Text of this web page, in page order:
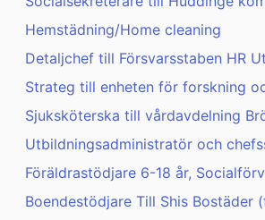
Hemstädning/Home cleaning
Detaljchef till Försvarsstaben HR
Strateg till enheten för forskning
Sjuksköterska till vårdavdelning
Utbildningsadministratör och
Föräldrastödjare 6-18 år,
Boendestödjare Till Shis Bostäder